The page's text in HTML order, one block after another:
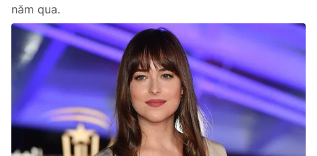
Video
VTV Money VTV Thể thao
VTV Sức khoẻ Bất động sản
Thị trường 24h Tấm lòng Việt
năm qua.